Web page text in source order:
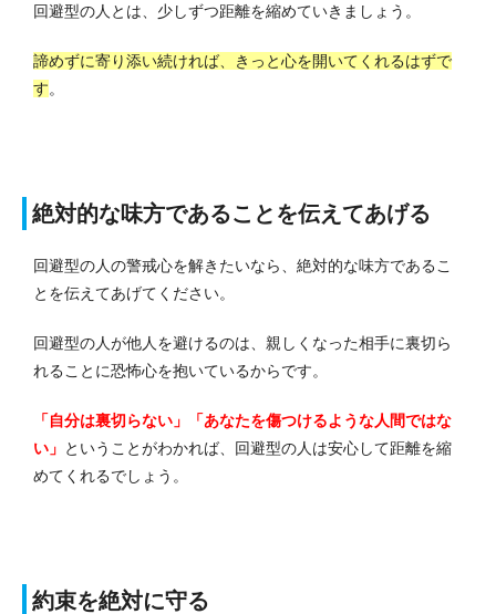
回避型の人とは、少しずつ距離を縮めていきましょう。
諦めずに寄り添い続ければ、きっと心を開いてくれるはずで
す。
絶対的な味方であることを伝えてあげる
回避型の人の警戒心を解きたいなら、絶対的な味方であるこ
とを伝えてあげてください。
回避型の人が他人を避けるのは、親しくなった相手に裏切ら
れることに恐怖心を抱いているからです。
「自分は裏切らない」「あなたを傷つけるような人間ではな
い」 ということがわかれば、回避型の人は安心して距離を縮
めてくれるでしょう。
約束を絶対に守る